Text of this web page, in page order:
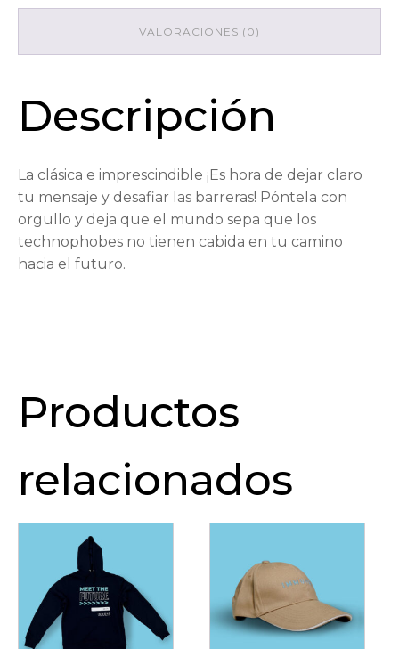
VALORACIONES (0)
Descripción
La clásica e imprescindible ¡Es hora de dejar claro
tu mensaje y desafiar las barreras! Póntela con
orgullo y deja que el mundo sepa que los
technophobes no tienen cabida en tu camino
hacia el futuro.
Productos
relacionados